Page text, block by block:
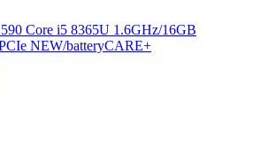
Core i5 8365U 1.6GHz/16GB
NEW/batteryCARE+